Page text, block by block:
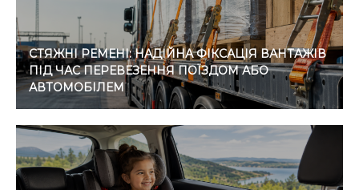
СТЯЖНІ РЕМЕНІ: НАДІЙНА ФІКСАЦІЯ ВАНТАЖІВ
ПІД ЧАС ПЕРЕВЕЗЕННЯ ПОЇЗДОМ АБО
АВТОМОБІЛЕМ